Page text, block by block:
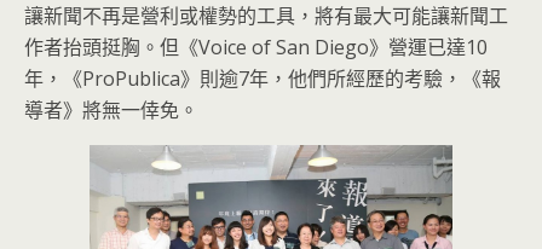
讓新聞不再是營利或權勢的工具，將有最大可能讓新聞工
作者抬頭挺胸。但《Voice of San Diego》營運已達10
年，《ProPublica》則逾7年，他們所經歷的考驗，《報
導者》將無一倖免。